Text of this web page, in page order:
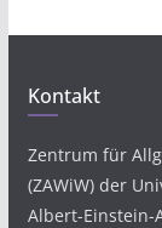
Kontakt
Zentrum für
(ZAWiW) der
Albert-Einstein-